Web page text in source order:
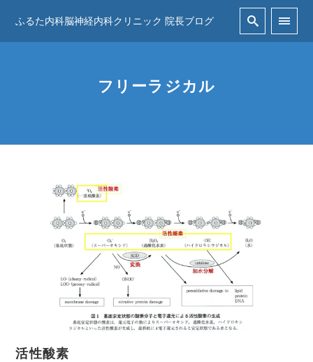
ふるた内科脳神経内科クリニック 院長ブログ
フリーラジカル
活性酸素